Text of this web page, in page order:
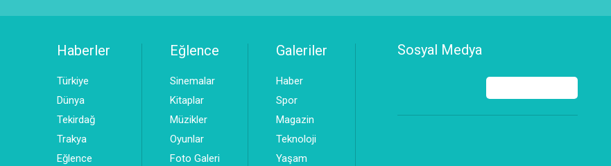
Haberler
Türkiye
Dünya
Tekirdağ
Trakya
Eğlence
Eğlence
Sinemalar
Kitaplar
Müzikler
Oyunlar
Foto Galeri
Galeriler
Haber
Spor
Magazin
Teknoloji
Yaşam
Sosyal Medya